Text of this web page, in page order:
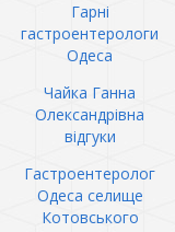
Гарні
гастроентерологи
Одеса
Чайка Ганна
Олександрівна
відгуки
Гастроентеролог
Одеса селище
Котовського